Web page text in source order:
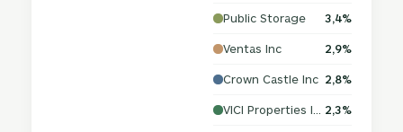
Public Storage 3,4%
Ventas Inc 2,9%
Crown Castle Inc 2,8%
2,3%